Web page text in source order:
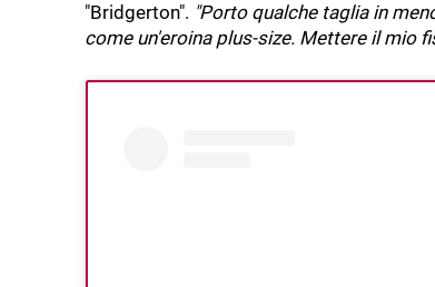
"Bridgerton". "Porto qualche taglia in
come un'eroina plus-size. Mettere il mio